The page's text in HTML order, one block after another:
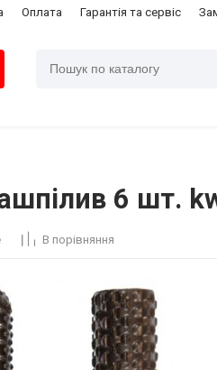
Оплата Гарантія та сервіс
6 шт.
В порівняння